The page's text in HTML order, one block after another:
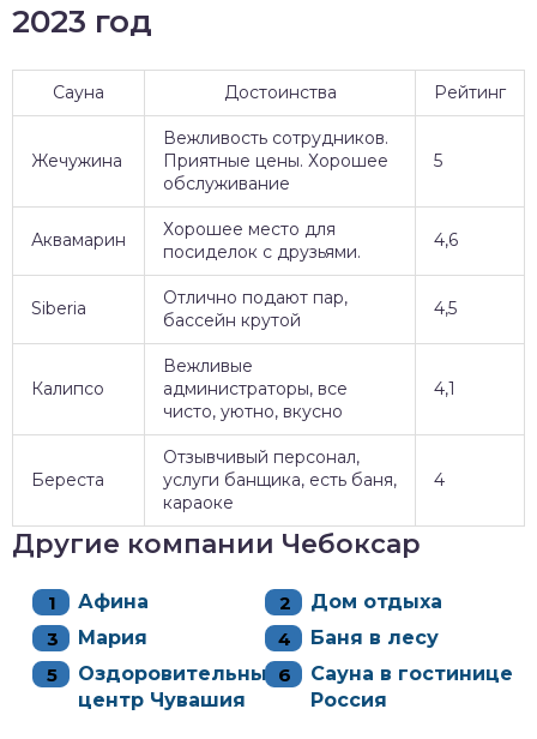
2023 год
Сауна Достоинства Рейтинг
Жечужина
Вежливость сотрудников.
Приятные цены. Хорошее
обслуживание
5
Аквамарин
Хорошее место для
посиделок с друзьями.
4,6
Siberia
Отлично подают пар,
бассейн крутой
4,5
Калипсо
Вежливые
администраторы, все
чисто, уютно, вкусно
4,1
Береста
Отзывчивый персонал,
услуги банщика, есть баня,
караоке
4
Другие компании Чебоксар
Афина
Дом отдыха
Мария
Баня в лесу
Оздоровительный
центр Чувашия
Сауна в гостинице
Россия